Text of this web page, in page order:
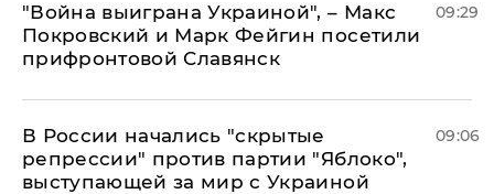
"Война выиграна Украиной", – Макс
Покровский и Марк Фейгин посетили
прифронтовой Славянск
09:29
В России начались "скрытые
репрессии" против партии "Яблоко",
выступающей за мир с Украиной
09:06